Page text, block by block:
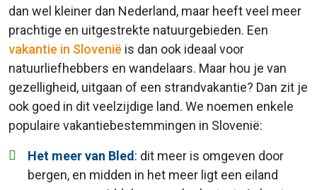
dan wel kleiner dan Nederland, maar heeft veel meer
prachtige en uitgestrekte natuurgebieden. Een
vakantie in Slovenië is dan ook ideaal voor
natuurliefhebbers en wandelaars. Maar hou je van
gezelligheid, uitgaan of een strandvakantie? Dan zit je
ook goed in dit veelzijdige land. We noemen enkele
populaire vakantiebestemmingen in Slovenië:
Het meer van Bled : dit meer is omgeven door
bergen, en midden in het meer ligt een eiland